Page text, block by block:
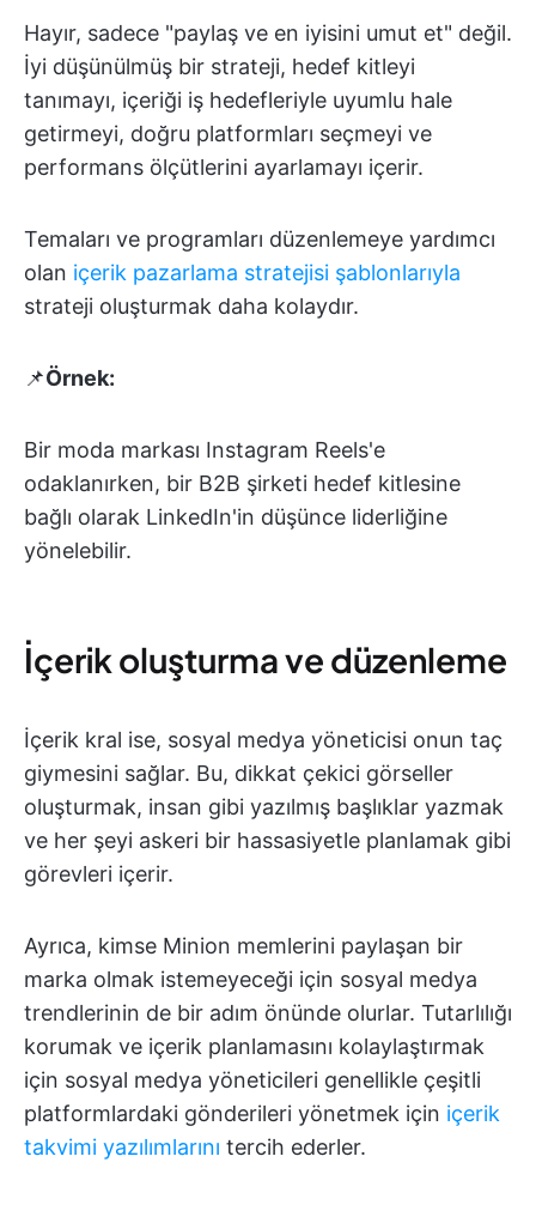
Hayır, sadece "paylaş ve en iyisini umut et" değil.
İyi düşünülmüş bir strateji, hedef kitleyi
tanımayı, içeriği iş hedefleriyle uyumlu hale
getirmeyi, doğru platformları seçmeyi ve
performans ölçütlerini ayarlamayı içerir.
Temaları ve programları düzenlemeye yardımcı
olan içerik pazarlama stratejisi şablonlarıyla
strateji oluşturmak daha kolaydır.
📌Örnek:
Bir moda markası Instagram Reels'e
odaklanırken, bir B2B şirketi hedef kitlesine
bağlı olarak LinkedIn'in düşünce liderliğine
yönelebilir.
İçerik oluşturma ve düzenleme
İçerik kral ise, sosyal medya yöneticisi onun taç
giymesini sağlar. Bu, dikkat çekici görseller
oluşturmak, insan gibi yazılmış başlıklar yazmak
ve her şeyi askeri bir hassasiyetle planlamak gibi
görevleri içerir.
Ayrıca, kimse Minion memlerini paylaşan bir
marka olmak istemeyeceği için sosyal medya
trendlerinin de bir adım önünde olurlar. Tutarlılığı
korumak ve içerik planlamasını kolaylaştırmak
için sosyal medya yöneticileri genellikle çeşitli
platformlardaki gönderileri yönetmek için içerik
takvimi yazılımlarını tercih ederler.